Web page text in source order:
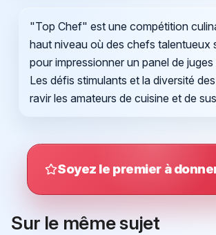
"Top Chef" est une compétition
haut niveau où des chefs talentueux
pour impressionner un panel de
Les défis stimulants et la diversité
ravir les amateurs de cuisine et de
Soyez le premier à
Sur le même sujet